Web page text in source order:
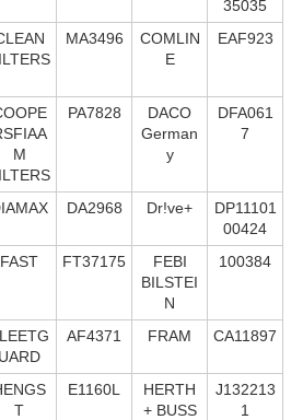
35035
MA3496
COMLIN
E
EAF923
M
PA7828
DACO
German
y
DFA061
7
DA2968 Dr!ve+
DP11101
00424
FAST FT37175
FEBI
BILSTEI
N
100384
UARD
AF4371 FRAM CA11897
T
E1160L
HERTH
+ BUSS
J132213
1